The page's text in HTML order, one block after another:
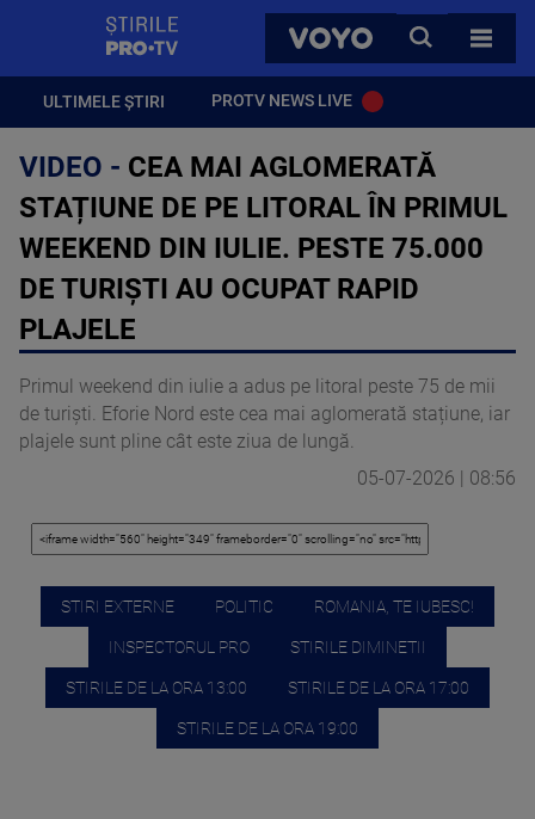
VOYO
CAUTA
TOATE
ULTIMELE ȘTIRI PROTV NEWS LIVE
VIDEO - CEA MAI AGLOMERATĂ
STAȚIUNE DE PE LITORAL ÎN PRIMUL
WEEKEND DIN IULIE. PESTE 75.000
DE TURIȘTI AU OCUPAT RAPID
PLAJELE
Primul weekend din iulie a adus pe litoral peste 75 de mii
de turiști. Eforie Nord este cea mai aglomerată stațiune, iar
plajele sunt pline cât este ziua de lungă.
05-07-2026 | 08:56
STIRI EXTERNE POLITIC ROMANIA, TE IUBESC!
INSPECTORUL PRO STIRILE DIMINETII
STIRILE DE LA ORA 13:00 STIRILE DE LA ORA 17:00
STIRILE DE LA ORA 19:00